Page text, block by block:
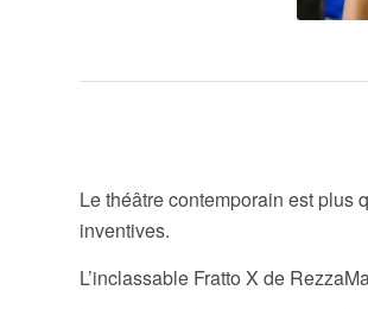
Les
Le théâtre contemporain est plus
inventives.
L’inclassable Fratto X de